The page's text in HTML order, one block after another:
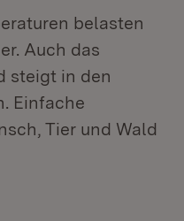
belasten
Auch das
steigt in den
Einfache
Tier und Wald